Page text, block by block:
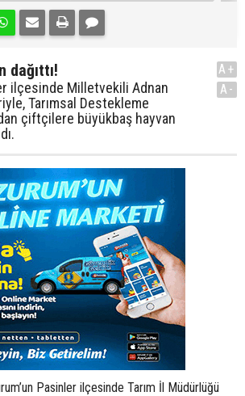
dağıttı!
ilçesinde Milletvekili Adnan
Tarımsal Destekleme
çiftçilere büyükbaş hayvan
A+
A-
Pasinler ilçesinde Tarım İl Müdürlüğü